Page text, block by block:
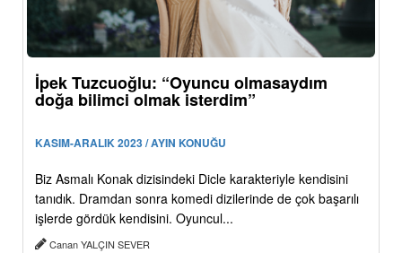
İpek Tuzcuoğlu: “Oyuncu olmasaydım
doğa bilimci olmak isterdim”
KASIM-ARALIK 2023 / AYIN KONUĞU
Biz Asmalı Konak dizisindeki Dicle karakteriyle kendisini
tanıdık. Dramdan sonra komedi dizilerinde de çok başarılı
işlerde gördük kendisini. Oyuncul...
Canan YALÇIN SEVER